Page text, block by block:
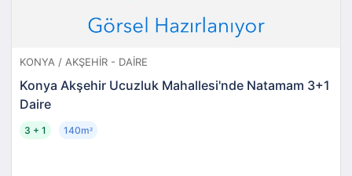
KONYA / AKŞEHIR - DAIRE
Konya Akşehir Ucuzluk Mahallesi'nde Natamam 3+1
Daire
3 + 1 140m²